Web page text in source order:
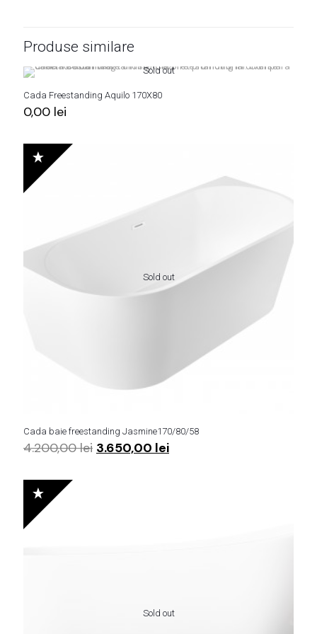
Produse similare
Sold out
Cada Freestanding Aquilo 170X80
0,00 lei
Sold out
Cada baie freestanding Jasmine170/80/58
4.200,00lei Prețul
3.650,00 leiPrețul
Sold out